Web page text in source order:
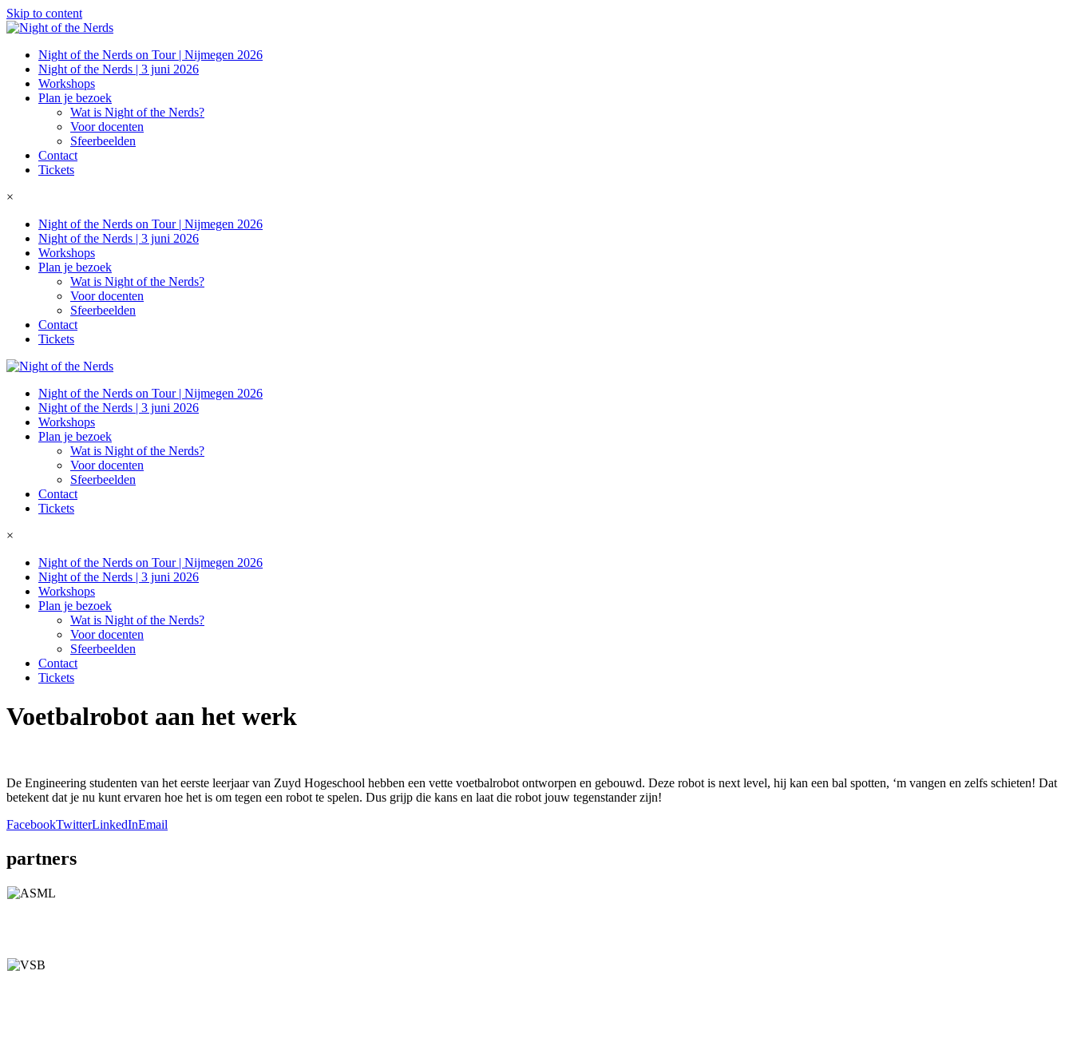
Skip to content
Night of the Nerds on Tour | Nijmegen 2026
Night of the Nerds | 3 juni 2026
Workshops
Plan je bezoek
Wat is Night of the Nerds?
Voor docenten
Sfeerbeelden
Contact
Tickets
×
Night of the Nerds on Tour | Nijmegen 2026
Night of the Nerds | 3 juni 2026
Workshops
Plan je bezoek
Wat is Night of the Nerds?
Voor docenten
Sfeerbeelden
Contact
Tickets
Night of the Nerds on Tour | Nijmegen 2026
Night of the Nerds | 3 juni 2026
Workshops
Plan je bezoek
Wat is Night of the Nerds?
Voor docenten
Sfeerbeelden
Contact
Tickets
×
Night of the Nerds on Tour | Nijmegen 2026
Night of the Nerds | 3 juni 2026
Workshops
Plan je bezoek
Wat is Night of the Nerds?
Voor docenten
Sfeerbeelden
Contact
Tickets
Voetbalrobot aan het werk
De Engineering studenten van het eerste leerjaar van Zuyd Hogeschool hebben een vette voetbalrobot ontworpen en gebouwd. Deze robot is next level, hij kan een bal spotten, ‘m vangen en zelfs schieten! Dat
betekent dat je nu kunt ervaren hoe het is om tegen een robot te spelen. Dus grijp die kans en laat die robot jouw tegenstander zijn!
FacebookTwitterLinkedInEmail
partners